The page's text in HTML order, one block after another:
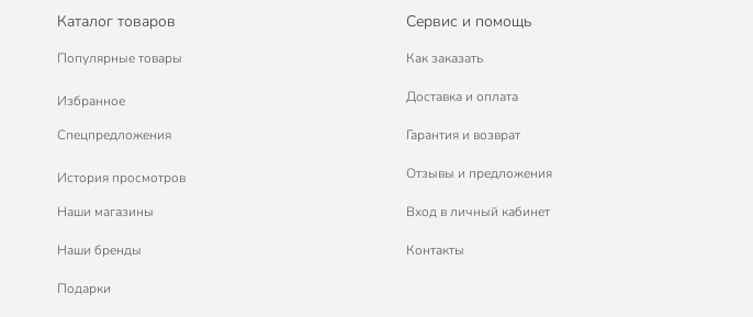
Каталог товаров
Популярные товары
Избранное
Спецпредложения
История просмотров
Наши магазины
Наши бренды
Подарки
Сервис и помощь
Как заказать
Доставка и оплата
Гарантия и возврат
Отзывы и предложения
Вход в личный кабинет
Контакты